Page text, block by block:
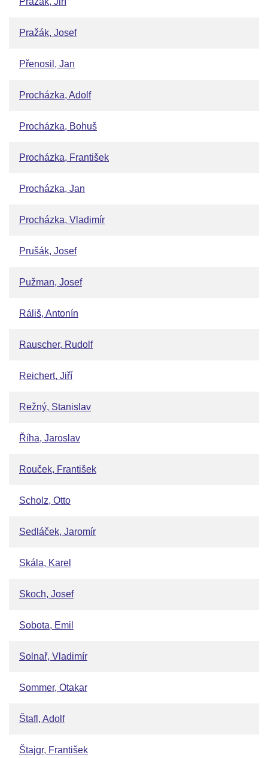
Pražák, Josef
Přenosil, Jan
Procházka, Adolf
Procházka, Bohuš
Procházka, František
Procházka, Jan
Procházka, Vladimír
Prušák, Josef
Pužman, Josef
Ráliš, Antonín
Rauscher, Rudolf
Reichert, Jiří
Režný, Stanislav
Říha, Jaroslav
Rouček, František
Scholz, Otto
Sedláček, Jaromír
Skála, Karel
Skoch, Josef
Sobota, Emil
Solnař, Vladimír
Sommer, Otakar
Štafl, Adolf
Štajgr, František